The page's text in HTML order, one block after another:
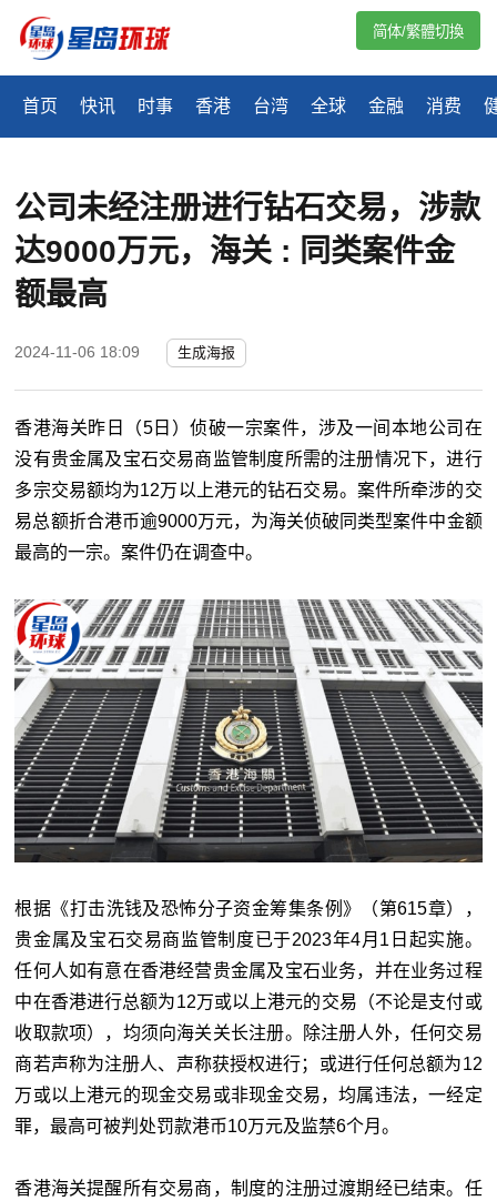
首页 快讯 时事 香港 台湾 全球 金融 消费
简体/繁體切換
公司未经注册进行钻石交易，涉款
达9000万元，海关 : 同类案件金
额最高
2024-11-06 18:09 生成海报
香港海关昨日（5日）侦破一宗案件，涉及一间本地公司在
没有贵金属及宝石交易商监管制度所需的注册情况下，进行
多宗交易额均为12万以上港元的钻石交易。案件所牵涉的交
易总额折合港币逾9000万元，为海关侦破同类型案件中金额
最高的一宗。案件仍在调查中。
根据《打击洗钱及恐怖分子资金筹集条例》（第615章），
贵金属及宝石交易商监管制度已于2023年4月1日起实施。
任何人如有意在香港经营贵金属及宝石业务，并在业务过程
中在香港进行总额为12万或以上港元的交易（不论是支付或
收取款项），均须向海关关长注册。除注册人外，任何交易
商若声称为注册人、声称获授权进行；或进行任何总额为12
万或以上港元的现金交易或非现金交易，均属违法，一经定
罪，最高可被判处罚款港币10万元及监禁6个月。
香港海关提醒所有交易商，制度的注册过渡期经已结束。任